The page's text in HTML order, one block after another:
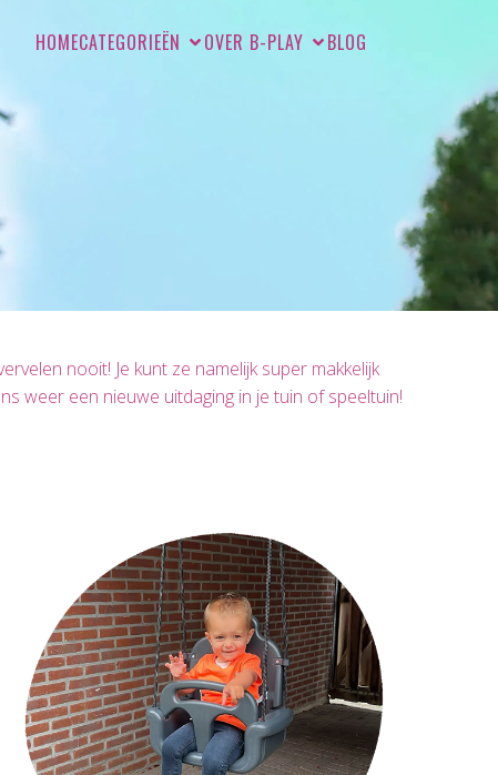
HOMECATEGORIEËN OVER B-PLAY BLOG
nooit! Je kunt ze namelijk super makkelijk
weer een nieuwe uitdaging in je tuin of speeltuin!